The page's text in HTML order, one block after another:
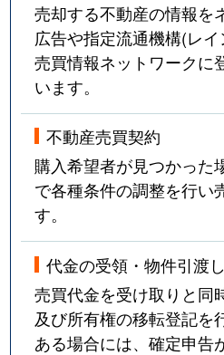
売却する不動産の情報を
広告や指定流通機構(レ
売買情報ネットワークに
います。
不動産売買契約
購入希望者が見つかった
で各種条件の調整を行い
す。
代金の受領・物件引渡し
売買代金を受け取りと同
及び所有権の移転登記を
ある場合には、確定申告